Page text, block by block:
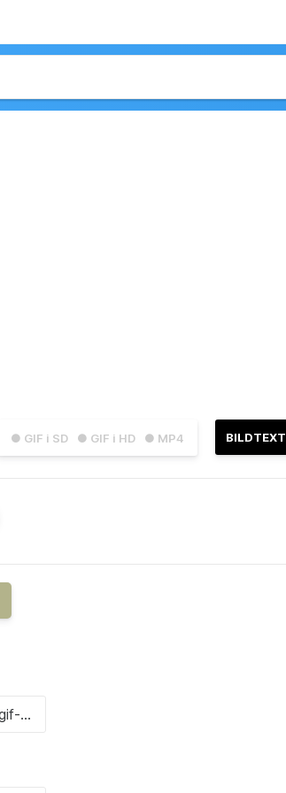
● GIF i SD ● GIF i HD ● MP4 BILDTEXT